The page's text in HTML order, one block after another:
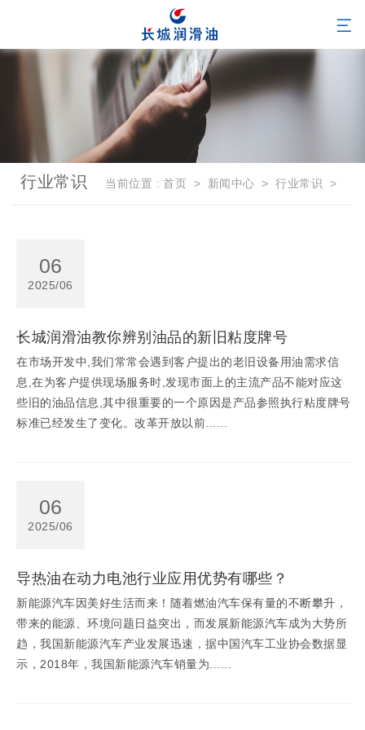
行业常识 当前位置 : 首页 > 新闻中心 > 行业常识 >
06
2025/06
长城润滑油教你辨别油品的新旧粘度牌号
在市场开发中,我们常常会遇到客户提出的老旧设备用油需求信
息,在为客户提供现场服务时,发现市面上的主流产品不能对应这
些旧的油品信息,其中很重要的一个原因是产品参照执行粘度牌号
标准已经发生了变化。改革开放以前......
06
2025/06
导热油在动力电池行业应用优势有哪些？
新能源汽车因美好生活而来！随着燃油汽车保有量的不断攀升，
带来的能源、环境问题日益突出，而发展新能源汽车成为大势所
趋，我国新能源汽车产业发展迅速，据中国汽车工业协会数据显
示，2018年，我国新能源汽车销量为......